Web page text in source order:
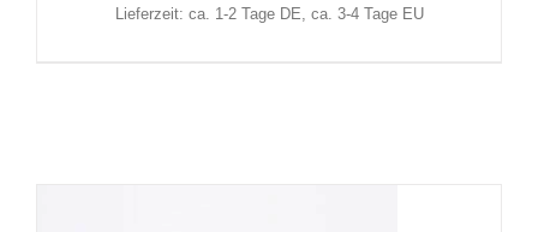
Lieferzeit: ca. 1-2 Tage DE, ca. 3-4 Tage EU